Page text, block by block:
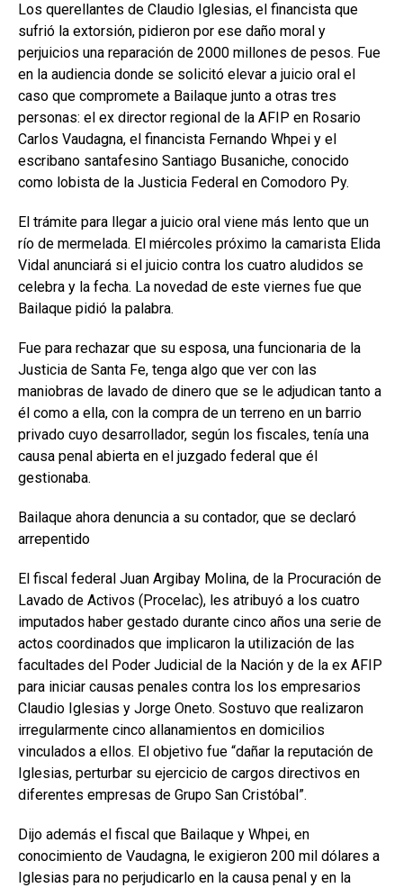
Los querellantes de Claudio Iglesias, el financista que
sufrió la extorsión, pidieron por ese daño moral y
perjuicios una reparación de 2000 millones de pesos. Fue
en la audiencia donde se solicitó elevar a juicio oral el
caso que compromete a Bailaque junto a otras tres
personas: el ex director regional de la AFIP en Rosario
Carlos Vaudagna, el financista Fernando Whpei y el
escribano santafesino Santiago Busaniche, conocido
como lobista de la Justicia Federal en Comodoro Py.
El trámite para llegar a juicio oral viene más lento que un
río de mermelada. El miércoles próximo la camarista Elida
Vidal anunciará si el juicio contra los cuatro aludidos se
celebra y la fecha. La novedad de este viernes fue que
Bailaque pidió la palabra.
Fue para rechazar que su esposa, una funcionaria de la
Justicia de Santa Fe, tenga algo que ver con las
maniobras de lavado de dinero que se le adjudican tanto a
él como a ella, con la compra de un terreno en un barrio
privado cuyo desarrollador, según los fiscales, tenía una
causa penal abierta en el juzgado federal que él
gestionaba.
Bailaque ahora denuncia a su contador, que se declaró
arrepentido
El fiscal federal Juan Argibay Molina, de la Procuración de
Lavado de Activos (Procelac), les atribuyó a los cuatro
imputados haber gestado durante cinco años una serie de
actos coordinados que implicaron la utilización de las
facultades del Poder Judicial de la Nación y de la ex AFIP
para iniciar causas penales contra los los empresarios
Claudio Iglesias y Jorge Oneto. Sostuvo que realizaron
irregularmente cinco allanamientos en domicilios
vinculados a ellos. El objetivo fue “dañar la reputación de
Iglesias, perturbar su ejercicio de cargos directivos en
diferentes empresas de Grupo San Cristóbal”.
Dijo además el fiscal que Bailaque y Whpei, en
conocimiento de Vaudagna, le exigieron 200 mil dólares a
Iglesias para no perjudicarlo en la causa penal y en la